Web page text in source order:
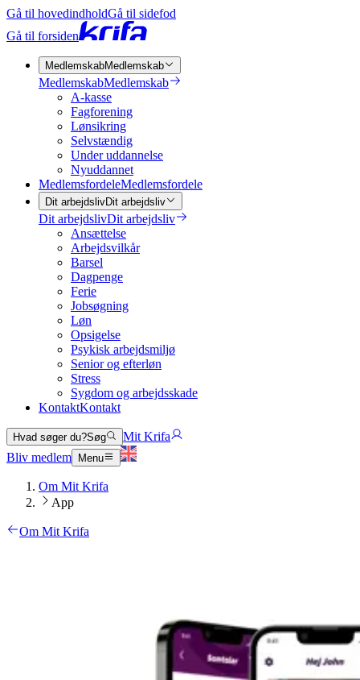
Gå til hovedindholdGå til sidefod
Gå til forsiden
MedlemskabMedlemskab
MedlemskabMedlemskab
A-kasse
Fagforening
Lønsikring
Selvstændig
Under uddannelse
Nyuddannet
MedlemsfordeleMedlemsfordele
Dit arbejdslivDit arbejdsliv
Dit arbejdslivDit arbejdsliv
Ansættelse
Arbejdsvilkår
Barsel
Dagpenge
Ferie
Jobsøgning
Løn
Opsigelse
Psykisk arbejdsmiljø
Senior og efterløn
Stress
Sygdom og arbejdsskade
KontaktKontakt
Hvad søger du?Søg
Mit Krifa
Bliv medlem
Menu
Om Mit Krifa
App
Om Mit Krifa